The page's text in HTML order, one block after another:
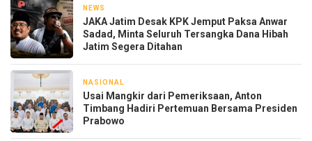
NEWS
JAKA Jatim Desak KPK Jemput Paksa Anwar
Sadad, Minta Seluruh Tersangka Dana Hibah
Jatim Segera Ditahan
NASIONAL
Usai Mangkir dari Pemeriksaan, Anton
Timbang Hadiri Pertemuan Bersama Presiden
Prabowo